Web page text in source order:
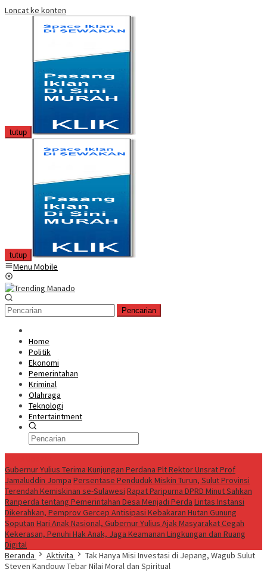
Loncat ke konten
tutup
tutup
Menu Mobile
Pencarian
Home
Politik
Ekonomi
Pemerintahan
Kriminal
Olahraga
Teknologi
Entertaintment
Gubernur Yulius Terima Kunjungan Perdana Plt Rektor Unsrat Prof
Jamaluddin Jompa Persentase Penduduk Miskin Turun, Sulut Provinsi
Terendah Kemiskinan se-Sulawesi Rapat Paripurna DPRD Minut Sahkan
Ranperda tentang Pemerintahan Desa Menjadi Perda Lintas Instansi
Dikerahkan, Pemprov Gercep Antisipasi Kebakaran Hutan Gunung
Soputan Hari Anak Nasional, Gubernur Yulius Ajak Masyarakat Cegah
Kekerasan, Penuhi Hak Anak, Jaga Keamanan Lingkungan dan Ruang
Digital
Beranda
Aktivita
Tak Hanya Misi Investasi di Jepang, Wagub Sulut
Steven Kandouw Tebar Nilai Moral dan Spiritual